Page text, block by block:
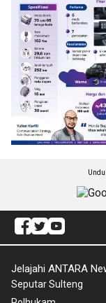
Jelajahi ANTARA
Seputar Sulteng